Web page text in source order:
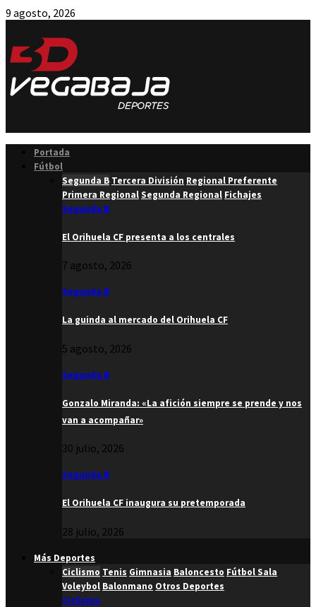
9 agosto, 2026
Portada
Fútbol
Segunda B Tercera División Regional Preferente
Primera RegionalSegunda Regional Fichajes
Segunda B
El Orihuela CF presenta a los centrales
7 agosto, 2026
Segunda B
La guinda al mercado del Orihuela CF
5 agosto, 2026
Segunda B
Gonzalo Miranda: «La afición siempre se prende y nos
van a acompañar»
30 julio, 2026
Segunda B
El Orihuela CF inaugura su pretemporada
28 julio, 2026
Más Deportes
Ciclismo Tenis Gimnasia Baloncesto Fútbol Sala
Voleybol Balonmano Otros Deportes
Ciclismo